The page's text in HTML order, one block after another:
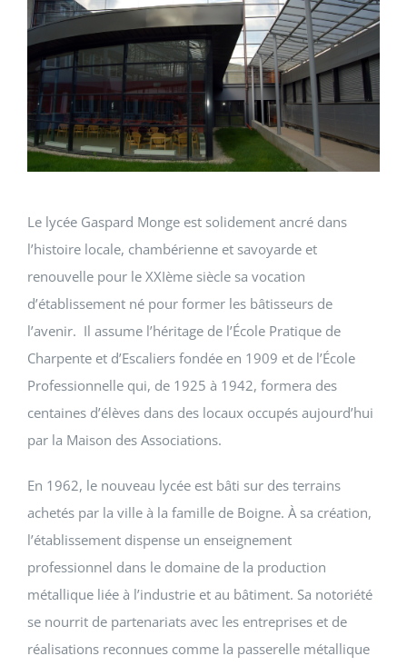
ECOLE / ENTREPRISE
VIE PRATIQUE
Le lycée Gaspard Monge est solidement ancré dans
l’histoire locale, chambérienne et savoyarde et
renouvelle pour le XXIème siècle sa vocation
d’établissement né pour former les bâtisseurs de
l’avenir. Il assume l’héritage de l’École Pratique de
Charpente et d’Escaliers fondée en 1909 et de l’École
Professionnelle qui, de 1925 à 1942, formera des
centaines d’élèves dans des locaux occupés aujourd’hui
par la Maison des Associations.
En 1962, le nouveau lycée est bâti sur des terrains
achetés par la ville à la famille de Boigne. À sa création,
l’établissement dispense un enseignement
professionnel dans le domaine de la production
métallique liée à l’industrie et au bâtiment. Sa notoriété
se nourrit de partenariats avec les entreprises et de
réalisations reconnues comme la passerelle métallique